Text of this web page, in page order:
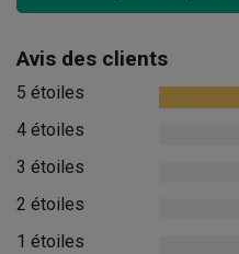
Avis des clients
5 étoiles
4 étoiles
3 étoiles
2 étoiles
1 étoiles